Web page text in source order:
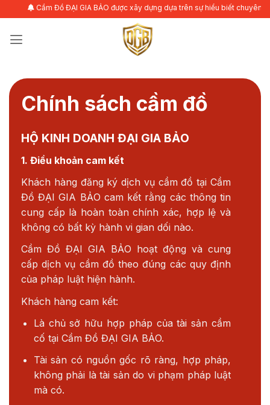
qua
nội
Cầm Đồ ĐẠI GIA BẢO được xây dựng dựa trên sự hiểu biết chuyên sâu về
Chính sách cầm đồ
HỘ KINH DOANH ĐẠI GIA BẢO
1. Điều khoản cam kết
Khách hàng đăng ký dịch vụ cầm đồ tại Cầm
Đồ ĐẠI GIA BẢO cam kết rằng các thông tin
cung cấp là hoàn toàn chính xác, hợp lệ và
không có bất kỳ hành vi gian dối nào.
Cầm Đồ ĐẠI GIA BẢO hoạt động và cung
cấp dịch vụ cầm đồ theo đúng các quy định
của pháp luật hiện hành.
Khách hàng cam kết:
Là chủ sở hữu hợp pháp của tài sản cầm
cố tại Cầm Đồ ĐẠI GIA BẢO.
Tài sản có nguồn gốc rõ ràng, hợp pháp,
không phải là tài sản do vi phạm pháp luật
mà có.